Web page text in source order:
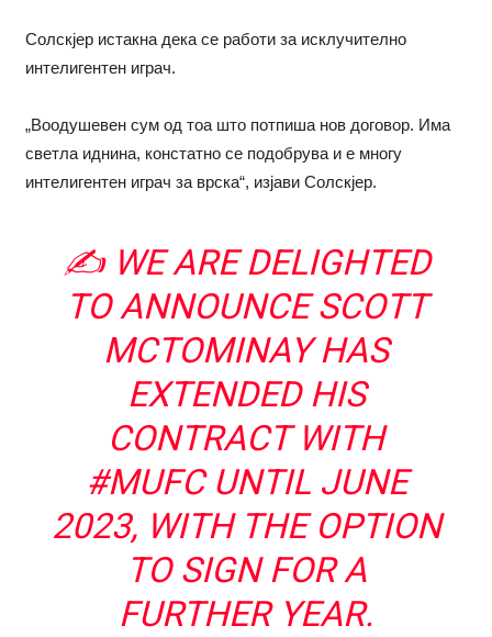
Солскјер истакна дека се работи за исклучително
интелигентен играч.
„Воодушевен сум од тоа што потпиша нов договор. Има
светла иднина, констатно се подобрува и е многу
интелигентен играч за врска“, изјави Солскјер.
✍️ WE ARE DELIGHTED
TO ANNOUNCE SCOTT
MCTOMINAY HAS
EXTENDED HIS
CONTRACT WITH
#MUFCUNTIL JUNE
2023, WITH THE OPTION
TO SIGN FOR A
FURTHER YEAR.